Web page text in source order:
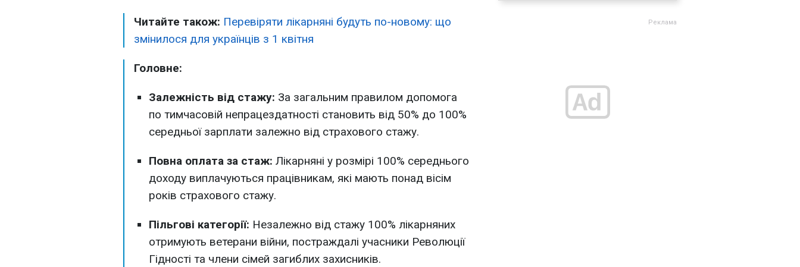
Читайте також: Перевіряти лікарняні будуть по-новому: що
змінилося для українців з 1 квітня
Головне:
Залежність від стажу: За загальним правилом допомога
по тимчасовій непрацездатності становить від 50% до 100%
середньої зарплати залежно від страхового стажу.
Повна оплата за стаж: Лікарняні у розмірі 100% середнього
доходу виплачуються працівникам, які мають понад вісім
років страхового стажу.
Пільгові категорії: Незалежно від стажу 100% лікарняних
отримують ветерани війни, постраждалі учасники Революції
Гідності та члени сімей загиблих захисників.